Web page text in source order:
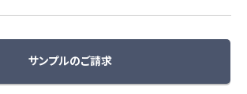
サンプルのご請求